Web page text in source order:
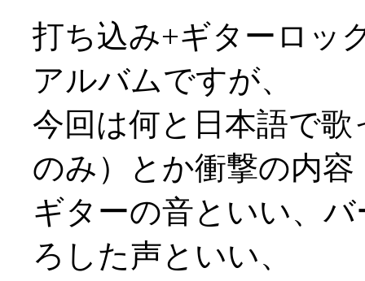
打ち込み+ギターロッ
アルバムですが、
今回は何と日本語で
のみ）とか衝撃の内容
ギターの音といい、
ろした声といい、